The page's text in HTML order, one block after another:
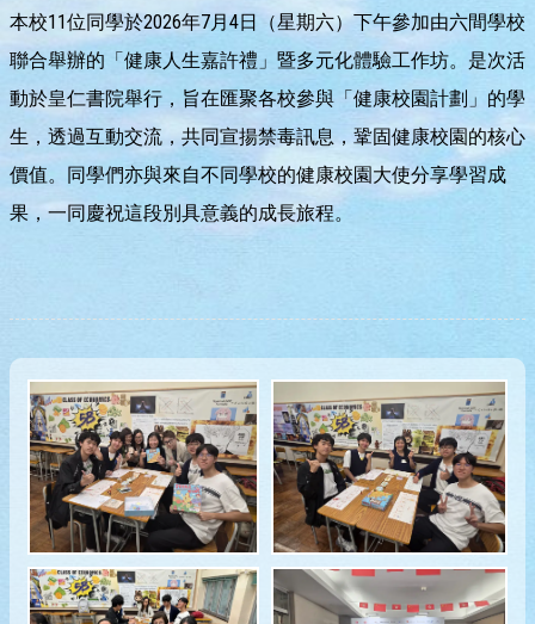
本校11位同學於2026年7月4日（星期六）下午參加由六間學校
聯合舉辦的「健康人生嘉許禮」暨多元化體驗工作坊。是次活
動於皇仁書院舉行，旨在匯聚各校參與「健康校園計劃」的學
生，透過互動交流，共同宣揚禁毒訊息，鞏固健康校園的核心
價值。同學們亦與來自不同學校的健康校園大使分享學習成
果，一同慶祝這段別具意義的成長旅程。